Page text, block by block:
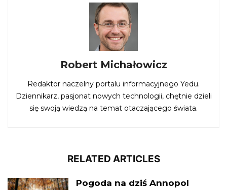
Robert Michałowicz
Redaktor naczelny portalu informacyjnego Yedu.
Dziennikarz, pasjonat nowych technologii, chętnie dzieli
się swoją wiedzą na temat otaczającego świata.
RELATED ARTICLES
Pogoda na dziś Annopol